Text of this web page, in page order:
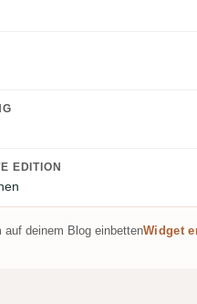
EDITION
auf deinem Blog einbettenWidget